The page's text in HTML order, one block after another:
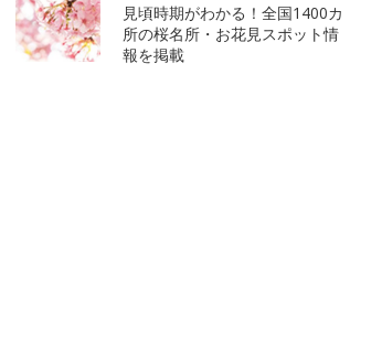
見頃時期がわかる！全国1400カ
所の桜名所・お花見スポット情
報を掲載